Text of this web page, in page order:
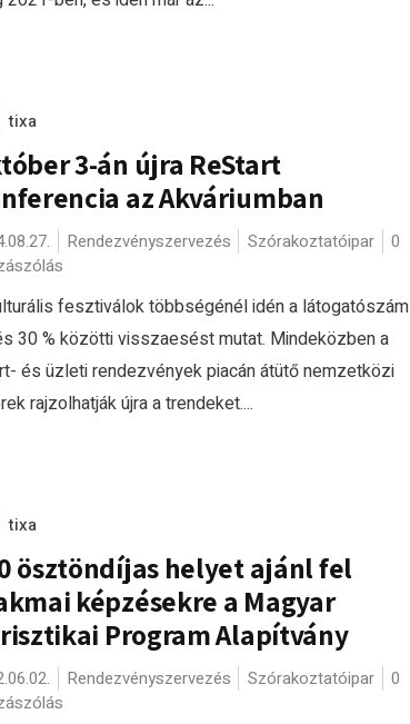
tixa
3-án újra ReStart
az Akváriumban
Rendezvényszervezés Szórakoztatóipar
0
fesztiválok többségénél idén a látogatószám
30 % közötti visszaesést mutat. Mindeközben a
és üzleti rendezvények piacán átütő nemzetközi
rajzolhatják újra a trendeket....
tixa
ösztöndíjas helyet ajánl fel
képzésekre a Magyar
Program Alapítvány
Rendezvényszervezés Szórakoztatóipar
0